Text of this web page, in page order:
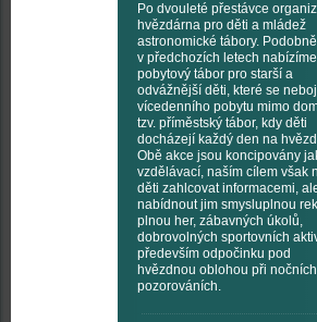
Po dvouleté přestávce
hvězdárna pro děti a mládež
astronomické tábory.
v předchozích letech nabízíme
pobytový tábor pro starší a
odvážnější děti, které se
vícedenního pobytu mimo
tzv. příměstský tábor, kdy děti
docházejí každý den na
Obě akce jsou koncipovány
vzdělávací, naším cílem však
děti zahlcovat informacemi,
nabídnout jim smysluplnou
plnou her, zábavných úkolů,
dobrovolných sportovních
především odpočinku pod
hvězdnou oblohou při nočních
pozorováních.